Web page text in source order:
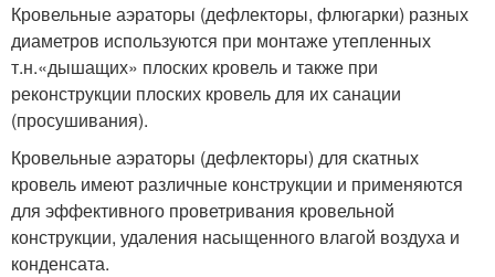
Кровельные аэраторы (дефлекторы, флюгарки) разных
диаметров используются при монтаже утепленных
т.н.«дышащих» плоских кровель и также при
реконструкции плоских кровель для их санации
(просушивания).
Кровельные аэраторы (дефлекторы) для скатных
кровель имеют различные конструкции и применяются
для эффективного проветривания кровельной
конструкции, удаления насыщенного влагой воздуха и
конденсата.